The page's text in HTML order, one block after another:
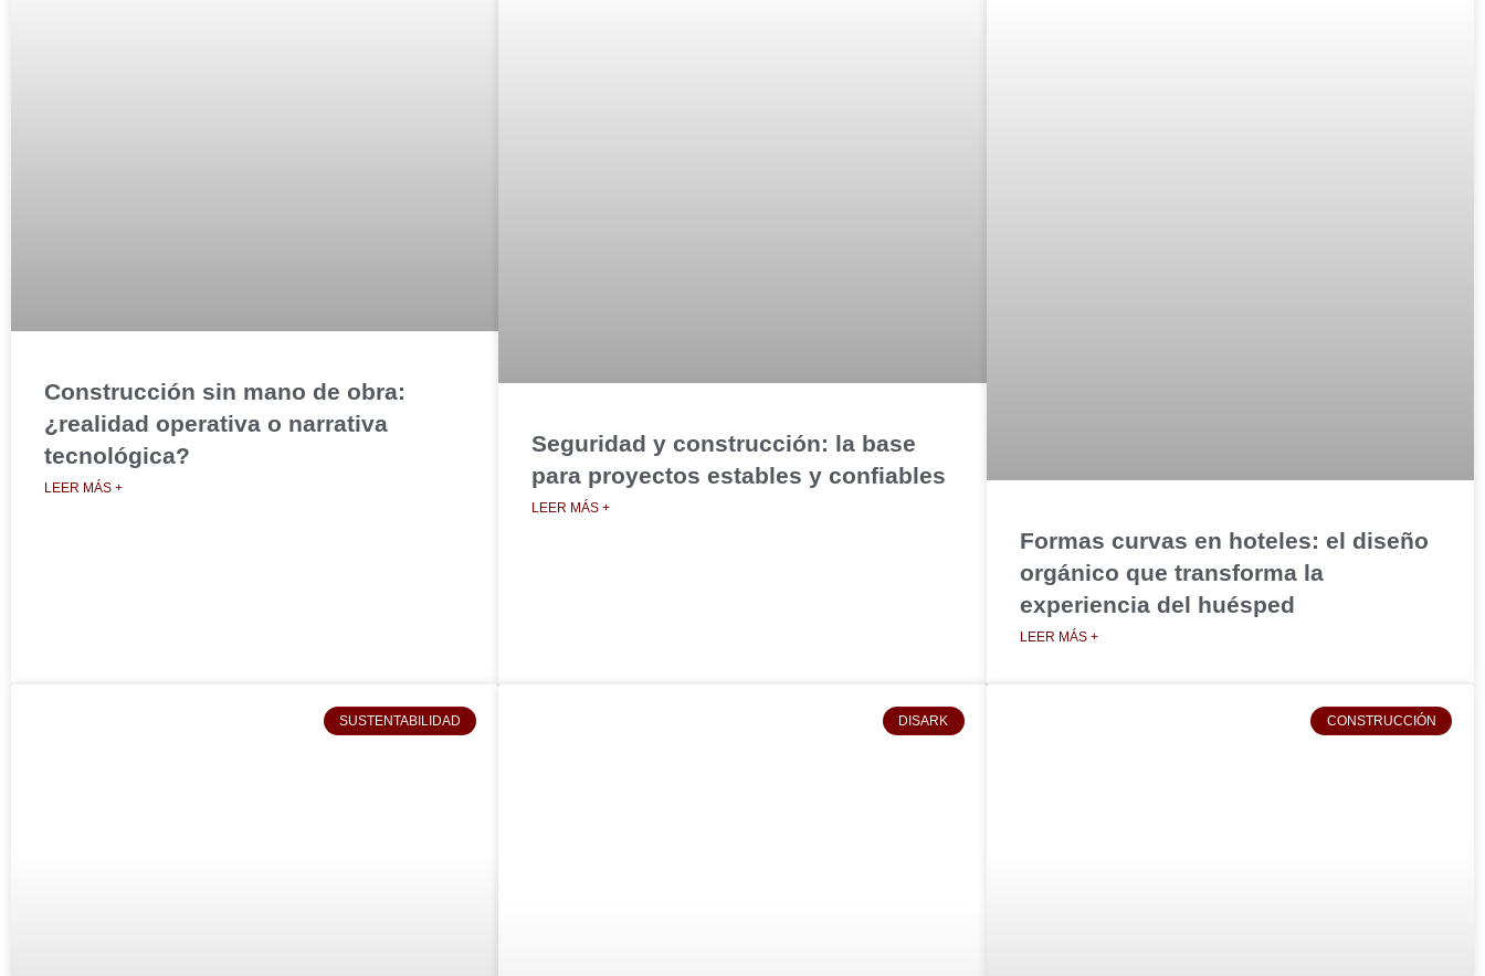
Construcción sin mano de obra:
¿realidad operativa o narrativa
tecnológica?
LEER MÁS +
Seguridad y construcción: la base
para proyectos estables y confiables
LEER MÁS +
Formas curvas en hoteles: el diseño
orgánico que transforma la
experiencia del huésped
LEER MÁS +
SUSTENTABILIDAD DISARK CONSTRUCCIÓN